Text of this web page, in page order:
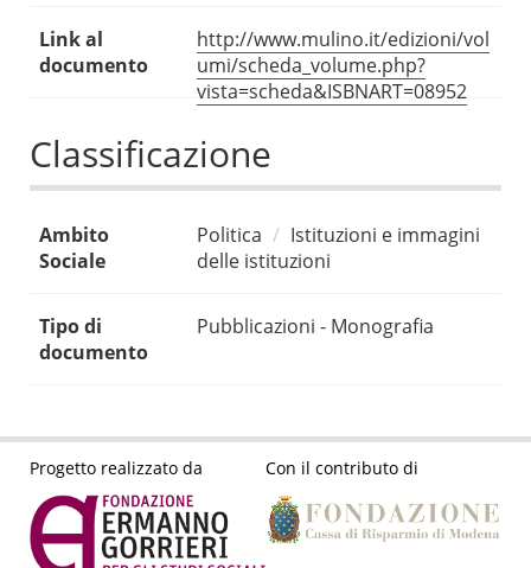
Link al
documento
http://www.mulino.it/edizioni/vol
umi/scheda_volume.php?
vista=scheda&ISBNART=08952
Classificazione
Ambito
Sociale
Politica
Istituzioni e immagini
delle istituzioni
Tipo di
documento
Pubblicazioni - Monografia
Progetto realizzato da Con il contributo di